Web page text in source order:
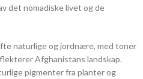
det nomadiske livet og de
naturlige og jordnære, med toner
Afghanistans landskap.
pigmenter fra planter og